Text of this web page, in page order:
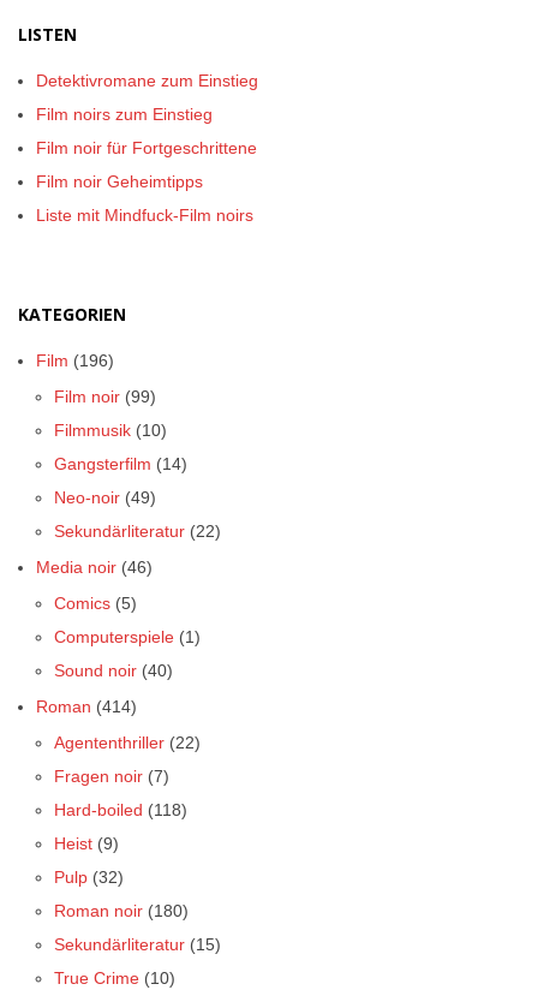
LISTEN
Detektivromane zum Einstieg
Film noirs zum Einstieg
Film noir für Fortgeschrittene
Film noir Geheimtipps
Liste mit Mindfuck-Film noirs
KATEGORIEN
Film (196)
Film noir (99)
Filmmusik (10)
Gangsterfilm (14)
Neo-noir (49)
Sekundärliteratur (22)
Media noir (46)
Comics (5)
Computerspiele (1)
Sound noir (40)
Roman (414)
Agententhriller (22)
Fragen noir (7)
Hard-boiled (118)
Heist (9)
Pulp (32)
Roman noir (180)
Sekundärliteratur (15)
True Crime (10)